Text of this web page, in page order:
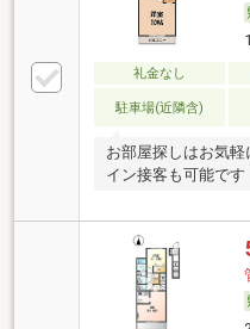
礼金なし
駐車場(近隣含)
お部屋探しはお気
イン接客も可能です